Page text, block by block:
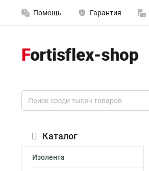
Помощь Гарантия
Каталог
Изолента